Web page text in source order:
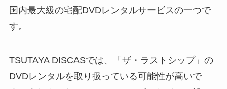
国内最大級の宅配DVDレンタルサービスの一つで
す。
TSUTAYA DISCASでは、「ザ・ラストシップ」の
DVDレンタルを取り扱っている可能性が高いで